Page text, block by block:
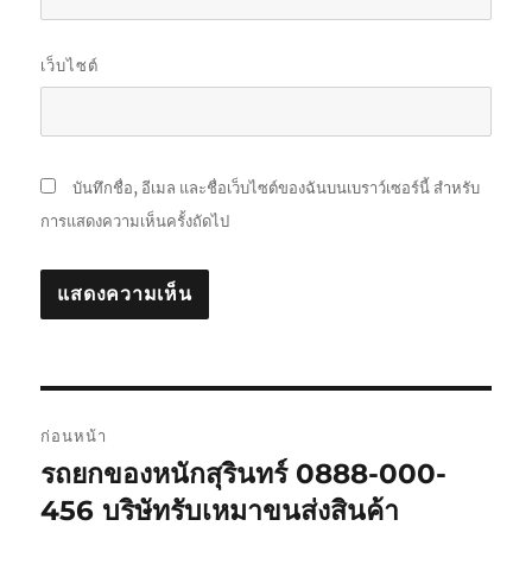
เว็บไซต์
บันทึกชื่อ, อีเมล และชื่อเว็บไซต์ของฉันบนเบราว์เซอร์นี้ สำหรับ
การแสดงความเห็นครั้งถัดไป
เรื่อง
ก่อนหน้า
เรื่อง
ก่อน
รถยกของหนักสุรินทร์ 0888-000-
456 บริษัทรับเหมาขนส่งสินค้า